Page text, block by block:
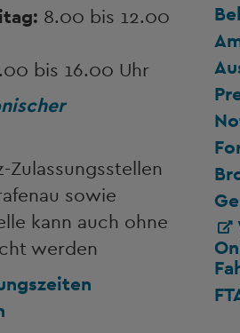
8.00 bis 12.00
bis 16.00 Uhr
Zulassungsstellen
sowie
kann auch ohne
werden